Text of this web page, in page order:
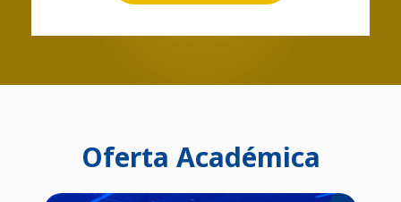
Oferta Académica